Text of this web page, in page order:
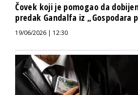
Čovek koji je pomogao da
predak Gandalfa iz „Gospodara
19/06/2026 | 12:30